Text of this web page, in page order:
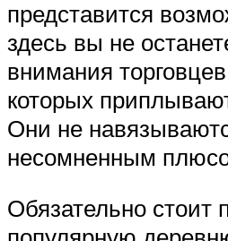
представится
здесь вы не
внимания
которых
Они не
несомненным
Обязательно стоит